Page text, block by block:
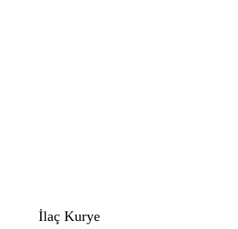
İlaç Kurye